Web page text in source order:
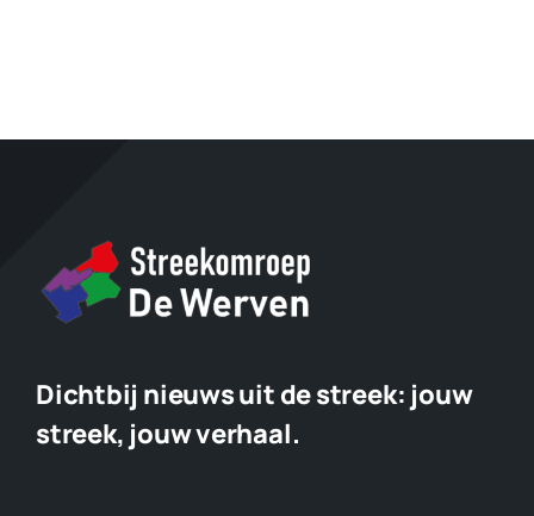
Dichtbij nieuws uit de streek: jouw
streek, jouw verhaal.